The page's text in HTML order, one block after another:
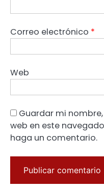
Correo electrónico *
Web
Guardar mi
web en este
haga un comentario.